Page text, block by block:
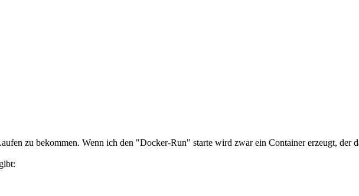
zu bekommen. Wenn ich den "Docker-Run" starte wird zwar ein Container erzeugt, der